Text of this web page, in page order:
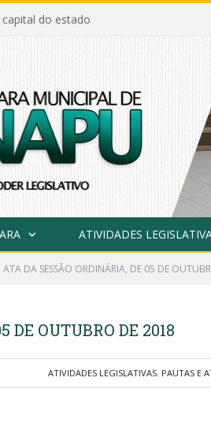
do estado
ATIVIDADES
ATA DA SESSÃO ORDINÁRIA, DE 05 DE
DE OUTUBRO DE 2018
ATIVIDADES LEGISLATIVAS, PAUTAS E